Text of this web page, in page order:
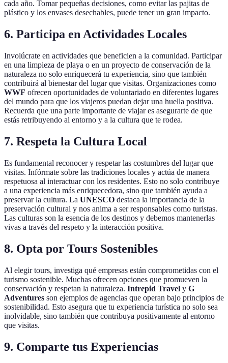
cada año. Tomar pequeñas decisiones, como evitar las pajitas de
plástico y los envases desechables, puede tener un gran impacto.
6. Participa en Actividades Locales
Involúcrate en actividades que beneficien a la comunidad. Participar
en una limpieza de playa o en un proyecto de conservación de la
naturaleza no solo enriquecerá tu experiencia, sino que también
contribuirá al bienestar del lugar que visitas. Organizaciones como
WWF ofrecen oportunidades de voluntariado en diferentes lugares
del mundo para que los viajeros puedan dejar una huella positiva.
Recuerda que una parte importante de viajar es asegurarte de que
estás retribuyendo al entorno y a la cultura que te rodea.
7. Respeta la Cultura Local
Es fundamental reconocer y respetar las costumbres del lugar que
visitas. Infórmate sobre las tradiciones locales y actúa de manera
respetuosa al interactuar con los residentes. Esto no solo contribuye
a una experiencia más enriquecedora, sino que también ayuda a
preservar la cultura. La UNESCO destaca la importancia de la
preservación cultural y nos anima a ser responsables como turistas.
Las culturas son la esencia de los destinos y debemos mantenerlas
vivas a través del respeto y la interacción positiva.
8. Opta por Tours Sostenibles
Al elegir tours, investiga qué empresas están comprometidas con el
turismo sostenible. Muchas ofrecen opciones que promueven la
conservación y respetan la naturaleza. Intrepid Travel y G
Adventures son ejemplos de agencias que operan bajo principios de
sostenibilidad. Esto asegura que tu experiencia turística no solo sea
inolvidable, sino también que contribuya positivamente al entorno
que visitas.
9. Comparte tus Experiencias